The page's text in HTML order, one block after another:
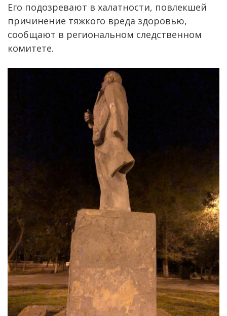
Его подозревают в халатности, повлекшей
причинение тяжкого вреда здоровью,
сообщают в региональном следственном
комитете.